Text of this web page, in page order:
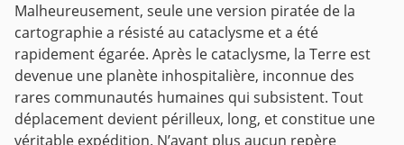
Malheureusement, seule une version piratée de la
cartographie a résisté au cataclysme et a été
rapidement égarée. Après le cataclysme, la Terre est
devenue une planète inhospitalière, inconnue des
rares communautés humaines qui subsistent. Tout
déplacement devient périlleux, long, et constitue une
véritable expédition. N’ayant plus aucun repère